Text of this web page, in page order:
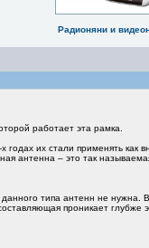
Радионяни и
работает эта рамка.
их стали применять как
– это так называемая
типа антенн не
проникает глубже